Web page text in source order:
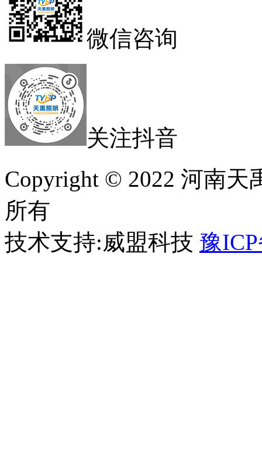
微信咨询
关注抖音
Copyright © 2022 河南
所有
技术支持:威盟科技 豫